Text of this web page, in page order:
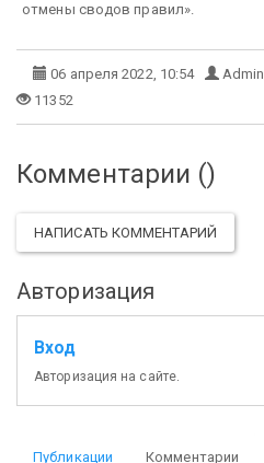
отмены сводов правил».
06 апреля 2022, 10:54 Admin
11352
Комментарии ()
НАПИСАТЬ КОММЕНТАРИЙ
Авторизация
Вход
Авторизация на сайте.
Публикации Комментарии